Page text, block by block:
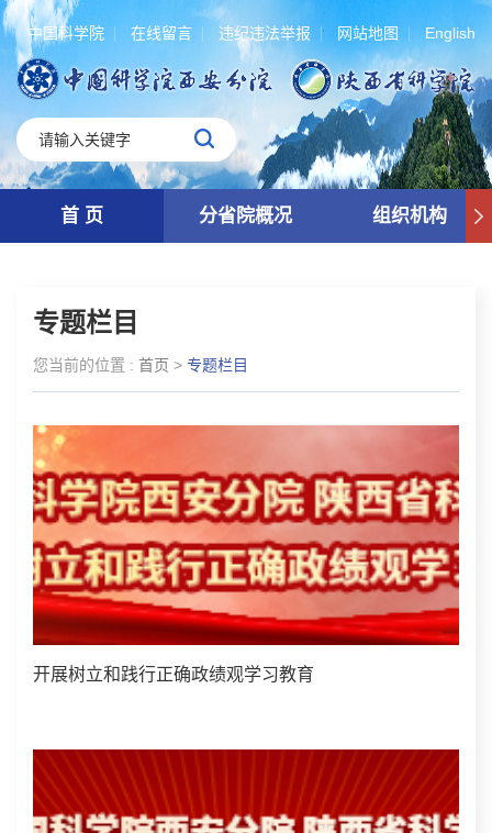
中国科学院 在线留言 违纪违法举报 网站地图 English
首 页 分省院概况 组织机构
专题栏目
您当前的位置 : 首页 > 专题栏目
开展树立和践行正确政绩观学习教育